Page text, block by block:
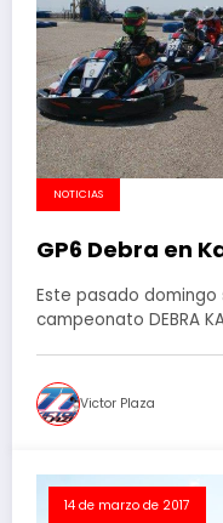
NOTICIAS
​GP6 Debra en
Este pasado
campeonato DEBRA
Victor Plaza
14 de marzo de 2017